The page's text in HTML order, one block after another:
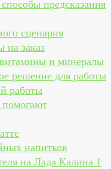
предсказания
сценария
заказ
и минералы
решение для работы
работы
напитков
на Лада Калина 1